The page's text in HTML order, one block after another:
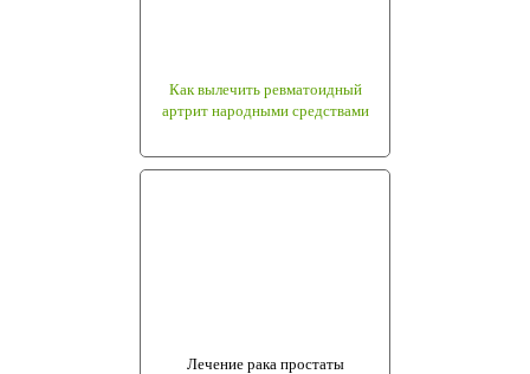
Как вылечить ревматоидный
артрит народными средствами
Лечение рака простаты